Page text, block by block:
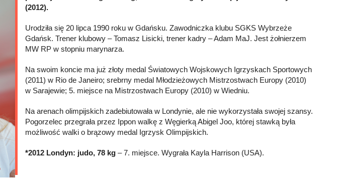
(2012).
Urodziła się 20 lipca 1990 roku w Gdańsku. Zawodniczka klubu SGKS Wybrzeże
Gdańsk. Trener klubowy – Tomasz Lisicki, trener kadry – Adam MaJ. Jest żołnierzem
MW RP w stopniu marynarza.
Na swoim koncie ma już złoty medal Światowych Wojskowych Igrzyskach Sportowych
(2011) w Rio de Janeiro; srebrny medal Młodzieżowych Mistrzostwach Europy (2010)
w Sarajewie; 5. miejsce na Mistrzostwach Europy (2010) w Wiedniu.
Na arenach olimpijskich zadebiutowała w Londynie, ale nie wykorzystała swojej szansy.
Pogorzelec przegrała przez Ippon walkę z Węgierką Abigel Joo, której stawką była
możliwość walki o brązowy medal Igrzysk Olimpijskich.
*2012 Londyn: judo, 78 kg – 7. miejsce. Wygrała Kayla Harrison (USA).